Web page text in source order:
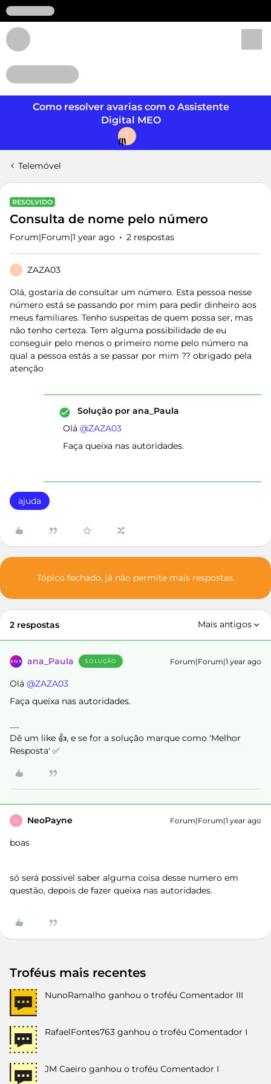
Como resolver avarias com o Assistente
Digital MEO
J
Telemóvel
RESOLVIDO
Consulta de nome pelo número
Forum|Forum|1 year ago 2 respostas
Z ZAZA03
Olá, gostaria de consultar um número. Esta pessoa nesse
número está se passando por mim para pedir dinheiro aos
meus familiares. Tenho suspeitas de quem possa ser, mas
não tenho certeza. Tem alguma possibilidade de eu
conseguir pelo menos o primeiro nome pelo número na
qual a pessoa estás a se passar por mim ?? obrigado pela
atenção
Solução por ana_Paula
Olá ​ @ZAZA03
Faça queixa nas autoridades.
ajuda
Tópico fechado, já não permite mais respostas.
2 respostas Mais antigos
ana_Paula SOLUÇÃO Forum|Forum|1 year ago
Olá ​ @ZAZA03
Faça queixa nas autoridades.
Dê um like 👍, e se for a solução marque como 'Melhor
Resposta' ✅
N NeoPayne Forum|Forum|1 year ago
boas
só será possivel saber alguma coisa desse numero em
questão, depois de fazer queixa nas autoridades.
Troféus mais recentes
NunoRamalho ganhou o troféu Comentador III
RafaelFontes763 ganhou o troféu Comentador I
JM Caeiro ganhou o troféu Comentador I